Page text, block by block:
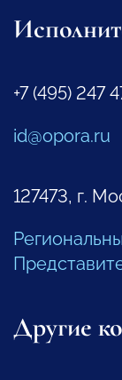
+7 (495) 247
id@opora.ru
127473, г.
Другие